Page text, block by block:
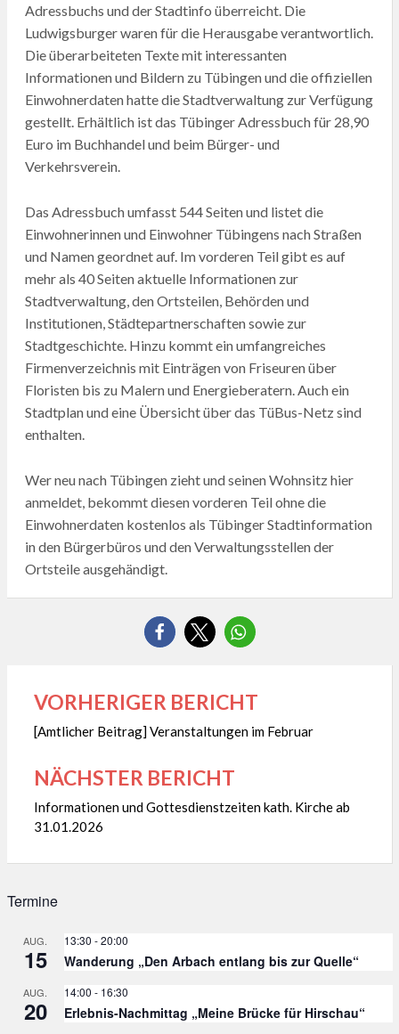
Adressbuchs und der Stadtinfo überreicht. Die
Ludwigsburger waren für die Herausgabe verantwortlich.
Die überarbeiteten Texte mit interessanten
Informationen und Bildern zu Tübingen und die offiziellen
Einwohnerdaten hatte die Stadtverwaltung zur Verfügung
gestellt. Erhältlich ist das Tübinger Adressbuch für 28,90
Euro im Buchhandel und beim Bürger- und
Verkehrsverein.
Das Adressbuch umfasst 544 Seiten und listet die
Einwohnerinnen und Einwohner Tübingens nach Straßen
und Namen geordnet auf. Im vorderen Teil gibt es auf
mehr als 40 Seiten aktuelle Informationen zur
Stadtverwaltung, den Ortsteilen, Behörden und
Institutionen, Städtepartnerschaften sowie zur
Stadtgeschichte. Hinzu kommt ein umfangreiches
Firmenverzeichnis mit Einträgen von Friseuren über
Floristen bis zu Malern und Energieberatern. Auch ein
Stadtplan und eine Übersicht über das TüBus-Netz sind
enthalten.
Wer neu nach Tübingen zieht und seinen Wohnsitz hier
anmeldet, bekommt diesen vorderen Teil ohne die
Einwohnerdaten kostenlos als Tübinger Stadtinformation
in den Bürgerbüros und den Verwaltungsstellen der
Ortsteile ausgehändigt.
Beitragsnavigation
VORHERIGER BERICHT
[Amtlicher Beitrag] Veranstaltungen im Februar
NÄCHSTER BERICHT
Informationen und Gottesdienstzeiten kath. Kirche ab
31.01.2026
Termine
AUG.
15
13:30 -20:00
Wanderung „Den Arbach entlang bis zur Quelle“
AUG.
20
14:00 - 16:30
Erlebnis-Nachmittag „Meine Brücke für Hirschau“